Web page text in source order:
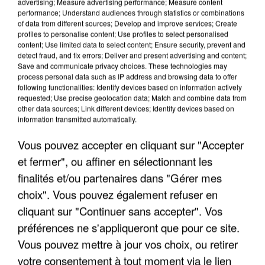
APRÈS TOUTES CES CANICULES, LES REFUGES
DE FAUNE SAUVAGE SONT...
performance; Understand audiences through statistics or combinations
of data from different sources; Develop and improve services; Create
profiles to personalise content; Use profiles to select personalised
content; Use limited data to select content; Ensure security, prevent and
detect fraud, and fix errors; Deliver and present advertising and content;
Save and communicate privacy choices. These technologies may
process personal data such as IP address and browsing data to offer
following functionalities: Identify devices based on information actively
requested; Use precise geolocation data; Match and combine data from
other data sources; Link different devices; Identify devices based on
information transmitted automatically.
Vous pouvez accepter en cliquant sur "Accepter
et fermer", ou affiner en sélectionnant les
finalités et/ou partenaires dans "Gérer mes
choix". Vous pouvez également refuser en
cliquant sur "Continuer sans accepter". Vos
préférences ne s'appliqueront que pour ce site.
Vous pouvez mettre à jour vos choix, ou retirer
votre consentement à tout moment via le lien